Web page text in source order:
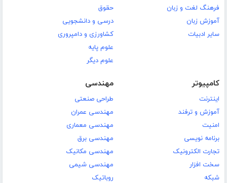
فرهنگ لغت و زبان
آموزش زبان
سایر ادبیات
حقوق
درسی و دانشجویی
کشاورزی و دامپروری
علوم پایه
علوم دیگر
کامپیوتر
اینترنت
آموزش و ترفند
امنیت
برنامه نویسی
تجارت الکترونیک
سخت افزار
شبکه
مهندسی
طراحی صنعتی
مهندسی عمران
مهندسی معماری
مهندسی برق
مهندسی مکانیک
مهندسی شیمی
روباتیک